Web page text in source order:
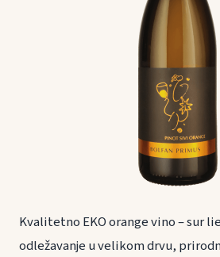
Kvalitetno EKO orange vino – sur
odležavanje u velikom drvu,